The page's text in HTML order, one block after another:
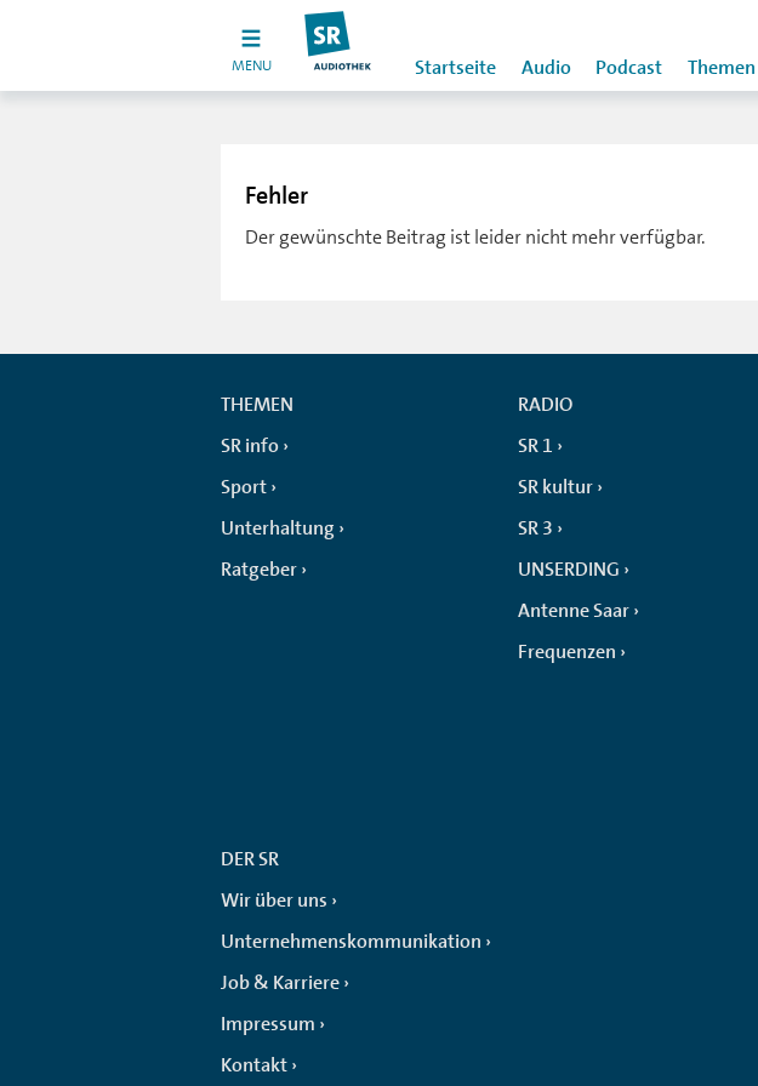
MENU Startseite Audio Podcast Themen
Fehler
Der gewünschte Beitrag ist leider nicht mehr verfügbar.
THEMEN
SR info
Sport
Unterhaltung
Ratgeber
RADIO
SR 1
SR kultur
SR 3
UNSERDING
Antenne Saar
Frequenzen
DER SR
Wir über uns
Unternehmenskommunikation
Job & Karriere
Impressum
Kontakt